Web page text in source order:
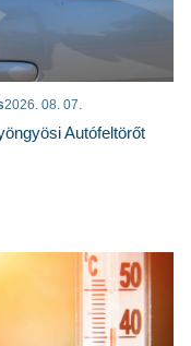
2026. 08. 07.
Autófeltörőt